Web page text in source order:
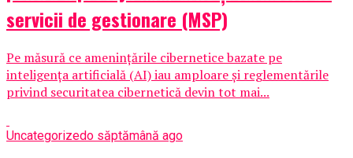
servicii de gestionare (MSP)
Pe măsură ce amenințările cibernetice bazate pe
inteligența artificială (AI) iau amploare și reglementările
privind securitatea cibernetică devin tot mai...
Uncategorizedo săptămână ago